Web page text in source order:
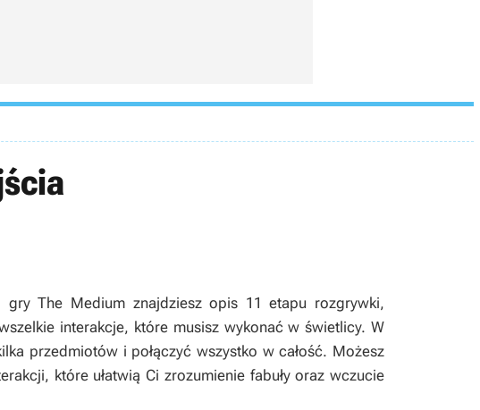
The Medium znajdziesz opis 11 etapu rozgrywki,
interakcje, które musisz wykonać w świetlicy. W
przedmiotów i połączyć wszystko w całość. Możesz
które ułatwią Ci zrozumienie fabuły oraz wczucie